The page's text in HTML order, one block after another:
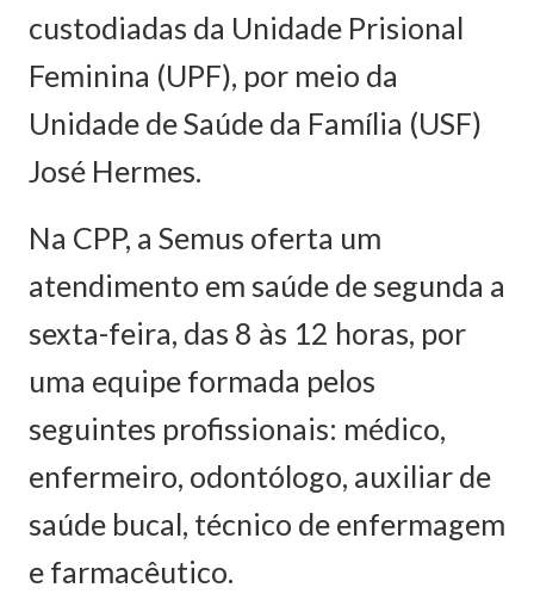
custodiadas da Unidade Prisional
Feminina (UPF), por meio da
Unidade de Saúde da Família (USF)
José Hermes.
Na CPP, a Semus oferta um
atendimento em saúde de segunda a
sexta-feira, das 8 às 12 horas, por
uma equipe formada pelos
seguintes profissionais: médico,
enfermeiro, odontólogo, auxiliar de
saúde bucal, técnico de enfermagem
e farmacêutico.